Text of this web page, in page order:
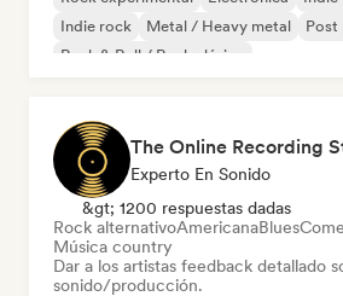
Indie rock
Metal / Heavy metal
Post
Rock & Roll / Rock clásico
The Online Recording
Experto En Sonido
&gt; 1200 respuestas dadas
Rock alternativoAmericanaBlues
Música country
Dar a los artistas feedback detallado
sonido/producción.